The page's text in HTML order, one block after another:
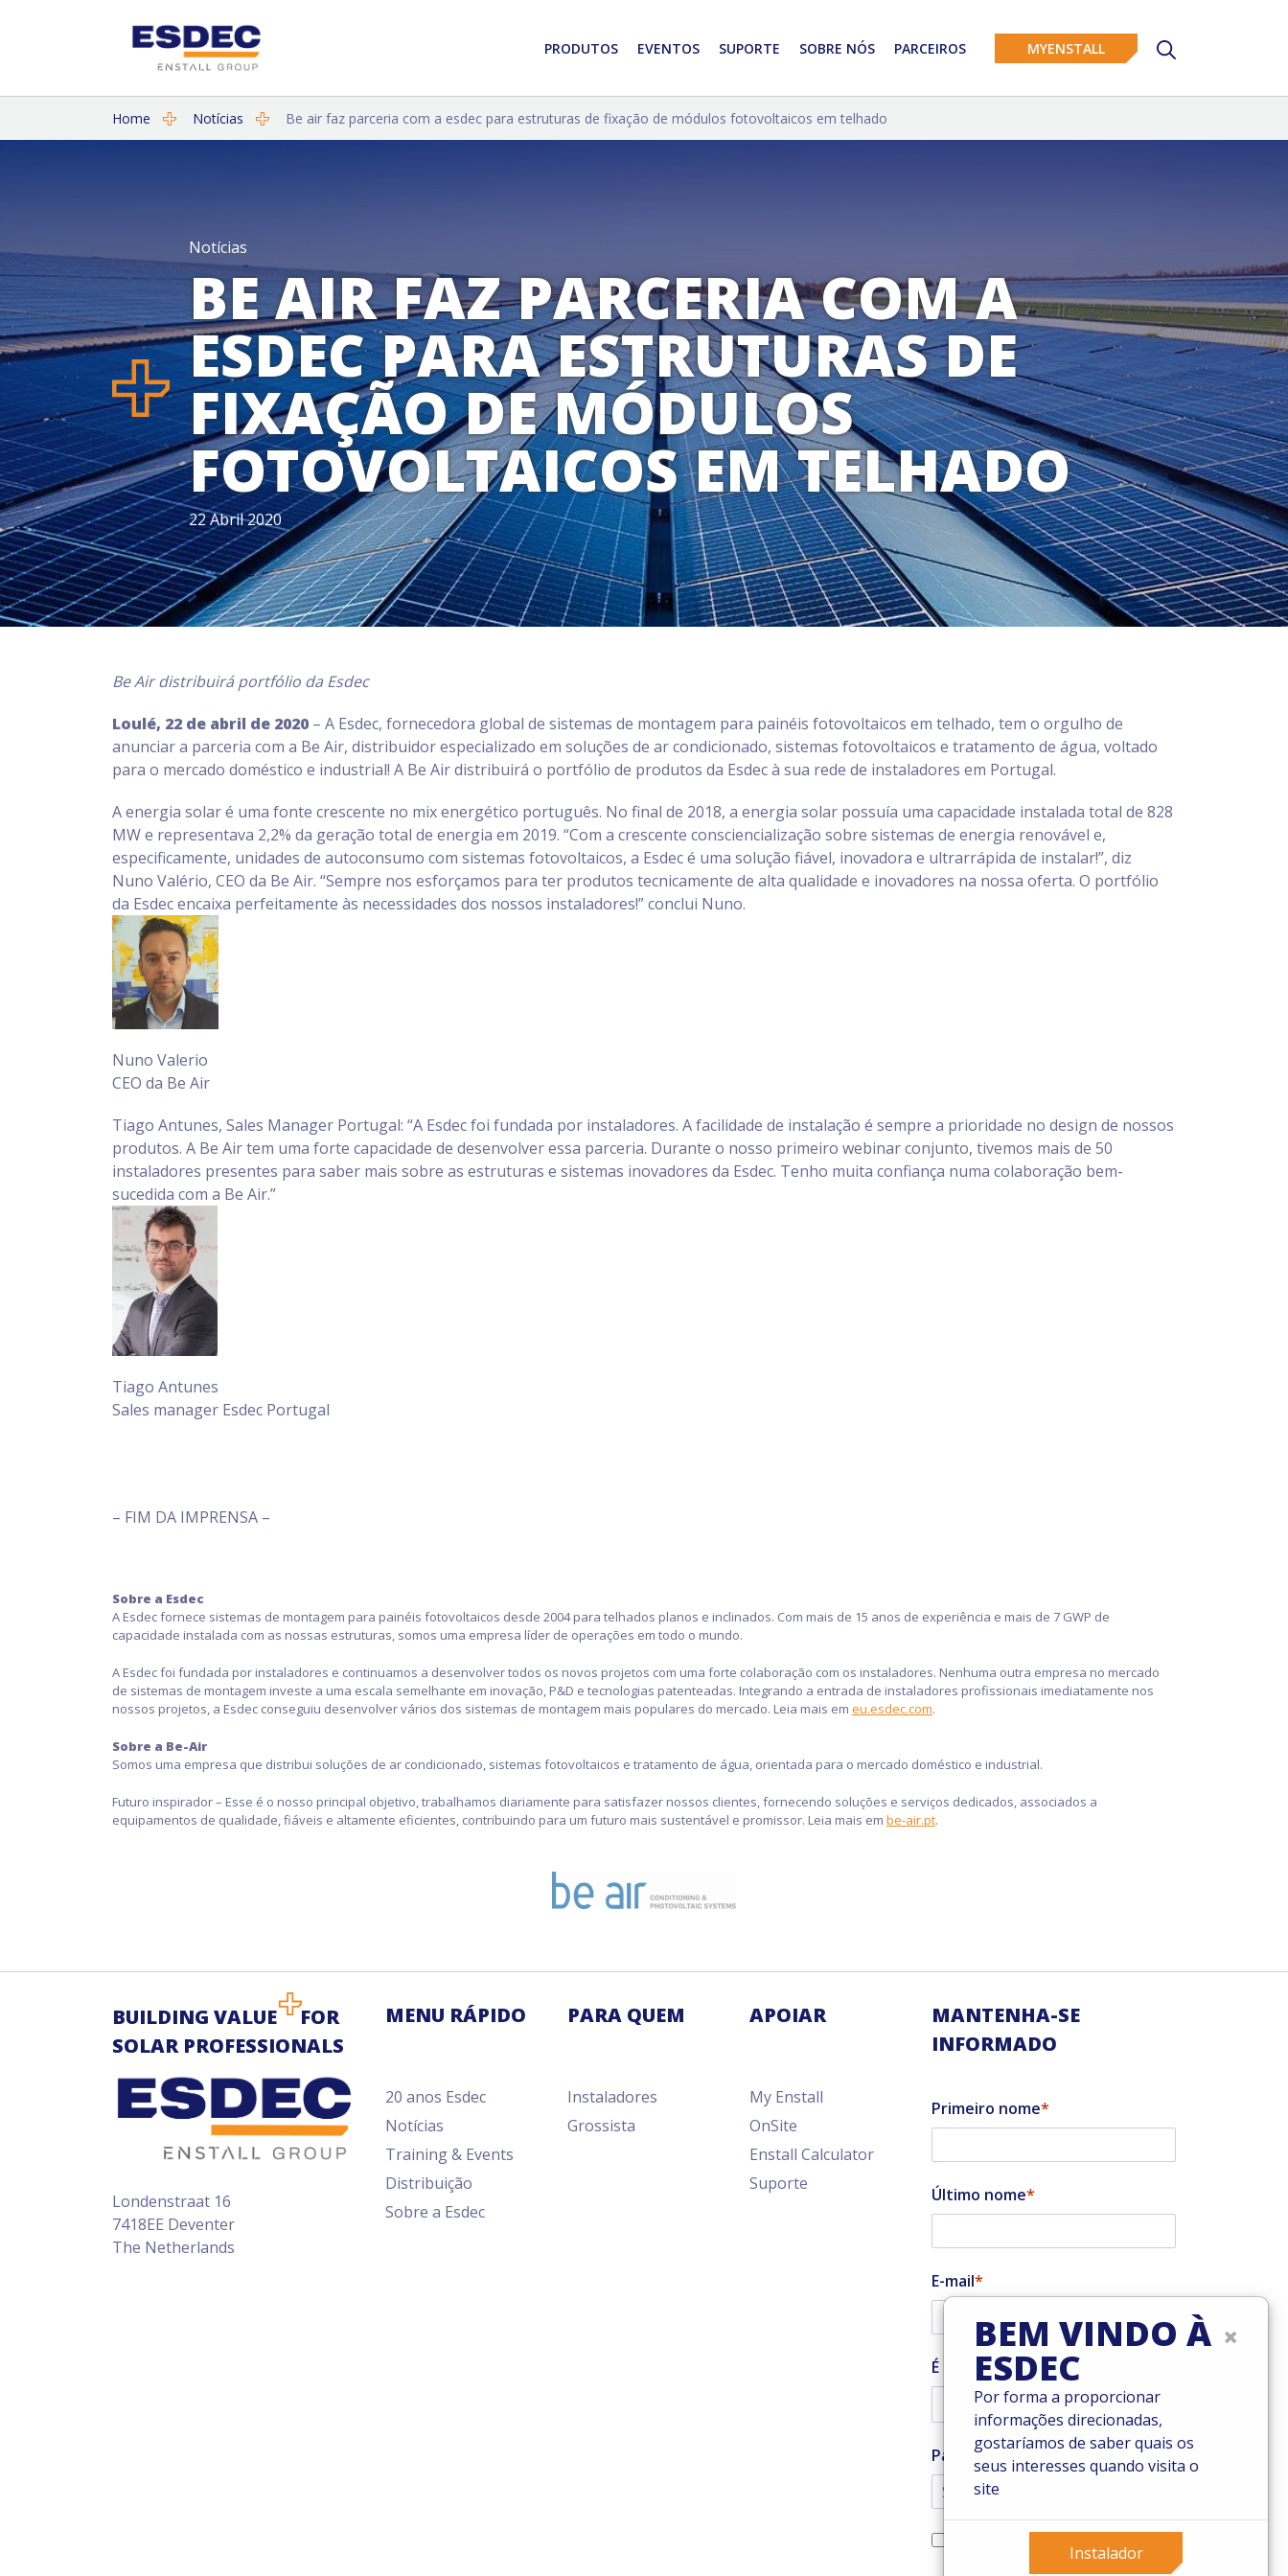
PRODUTOS EVENTOS SUPORTE SOBRE NÓS PARCEIROS MYENSTALL
Home Notícias Be air faz parceria com a esdec para estruturas de fixação de módulos fotovoltaicos em telhado
Notícias
BE AIR FAZ PARCERIA COM A
ESDEC PARA ESTRUTURAS DE
FIXAÇÃO DE MÓDULOS
FOTOVOLTAICOS EM TELHADO
22 Abril 2020
Be Air distribuirá portfólio da Esdec
Loulé, 22 de abril de 2020 – A Esdec, fornecedora global de sistemas de montagem para painéis fotovoltaicos em telhado, tem o orgulho de
anunciar a parceria com a Be Air, distribuidor especializado em soluções de ar condicionado, sistemas fotovoltaicos e tratamento de água, voltado
para o mercado doméstico e industrial! A Be Air distribuirá o portfólio de produtos da Esdec à sua rede de instaladores em Portugal.
A energia solar é uma fonte crescente no mix energético português. No final de 2018, a energia solar possuía uma capacidade instalada total de 828
MW e representava 2,2% da geração total de energia em 2019. “Com a crescente consciencialização sobre sistemas de energia renovável e,
especificamente, unidades de autoconsumo com sistemas fotovoltaicos, a Esdec é uma solução fiável, inovadora e ultrarrápida de instalar!”, diz
Nuno Valério, CEO da Be Air. “Sempre nos esforçamos para ter produtos tecnicamente de alta qualidade e inovadores na nossa oferta. O portfólio
da Esdec encaixa perfeitamente às necessidades dos nossos instaladores!” conclui Nuno.
Nuno Valerio
CEO da Be Air
Tiago Antunes, Sales Manager Portugal: “A Esdec foi fundada por instaladores. A facilidade de instalação é sempre a prioridade no design de nossos
produtos. A Be Air tem uma forte capacidade de desenvolver essa parceria. Durante o nosso primeiro webinar conjunto, tivemos mais de 50
instaladores presentes para saber mais sobre as estruturas e sistemas inovadores da Esdec. Tenho muita confiança numa colaboração bem-
sucedida com a Be Air.”
Tiago Antunes
Sales manager Esdec Portugal
– FIM DA IMPRENSA –
Sobre a Esdec
A Esdec fornece sistemas de montagem para painéis fotovoltaicos desde 2004 para telhados planos e inclinados. Com mais de 15 anos de experiência e mais de 7 GWP de
capacidade instalada com as nossas estruturas, somos uma empresa líder de operações em todo o mundo.
A Esdec foi fundada por instaladores e continuamos a desenvolver todos os novos projetos com uma forte colaboração com os instaladores. Nenhuma outra empresa no mercado
de sistemas de montagem investe a uma escala semelhante em inovação, P&D e tecnologias patenteadas. Integrando a entrada de instaladores profissionais imediatamente nos
nossos projetos, a Esdec conseguiu desenvolver vários dos sistemas de montagem mais populares do mercado. Leia mais em eu.esdec.com.
Sobre a Be-Air
Somos uma empresa que distribui soluções de ar condicionado, sistemas fotovoltaicos e tratamento de água, orientada para o mercado doméstico e industrial.
Futuro inspirador – Esse é o nosso principal objetivo, trabalhamos diariamente para satisfazer nossos clientes, fornecendo soluções e serviços dedicados, associados a
equipamentos de qualidade, fiáveis ​​e altamente eficientes, contribuindo para um futuro mais sustentável e promissor. Leia mais em be-air.pt.
BUILDING VALUE
FOR
SOLAR PROFESSIONALS
Londenstraat 16
7418EE Deventer
The Netherlands
MENU RÁPIDO
20 anos Esdec
Notícias
Training & Events
Distribuição
Sobre a Esdec
PARA QUEM
Instaladores
Grossista
APOIAR
My Enstall
OnSite
Enstall Calculator
Suporte
MANTENHA-SE
INFORMADO
Primeiro nome
Último nome
E-mail
É um instalador?
País
newsletter da Enstall
×
BEM VINDO À
ESDEC
Por forma a proporcionar
informações direcionadas,
gostaríamos de saber quais os
seus interesses quando visita o
site
Instalador